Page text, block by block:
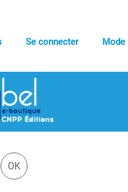
Se connecter Mode
OK